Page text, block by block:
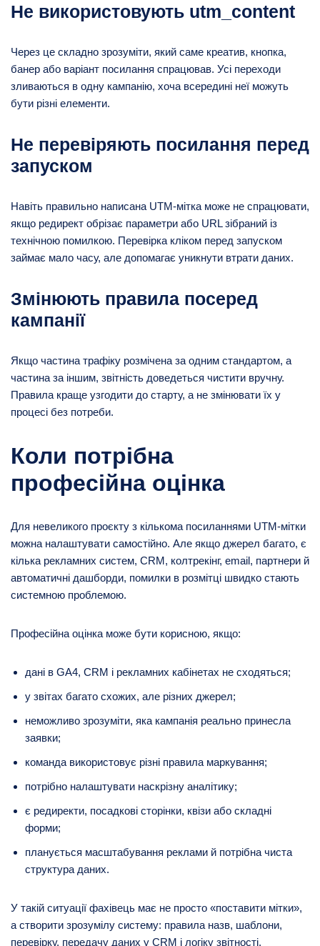
Не використовують utm_content
Через це складно зрозуміти, який саме креатив, кнопка,
банер або варіант посилання спрацював. Усі переходи
зливаються в одну кампанію, хоча всередині неї можуть
бути різні елементи.
Не перевіряють посилання перед
запуском
Навіть правильно написана UTM-мітка може не спрацювати,
якщо редирект обрізає параметри або URL зібраний із
технічною помилкою. Перевірка кліком перед запуском
займає мало часу, але допомагає уникнути втрати даних.
Змінюють правила посеред
кампанії
Якщо частина трафіку розмічена за одним стандартом, а
частина за іншим, звітність доведеться чистити вручну.
Правила краще узгодити до старту, а не змінювати їх у
процесі без потреби.
Коли потрібна
професійна оцінка
Для невеликого проєкту з кількома посиланнями UTM-мітки
можна налаштувати самостійно. Але якщо джерел багато, є
кілька рекламних систем, CRM, колтрекінг, email, партнери й
автоматичні дашборди, помилки в розмітці швидко стають
системною проблемою.
Професійна оцінка може бути корисною, якщо:
дані в GA4, CRM і рекламних кабінетах не сходяться;
у звітах багато схожих, але різних джерел;
неможливо зрозуміти, яка кампанія реально принесла
заявки;
команда використовує різні правила маркування;
потрібно налаштувати наскрізну аналітику;
є редиректи, посадкові сторінки, квізи або складні
форми;
планується масштабування реклами й потрібна чиста
структура даних.
У такій ситуації фахівець має не просто «поставити мітки»,
а створити зрозумілу систему: правила назв, шаблони,
перевірку, передачу даних у CRM і логіку звітності.